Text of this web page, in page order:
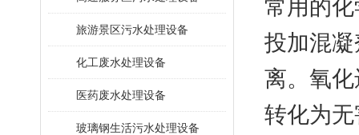
旅游景区污水处理设备
化工废水处理设备
医药废水处理设备
玻璃钢生活污水处理设备
常用的
投加混
离。氧
转化为